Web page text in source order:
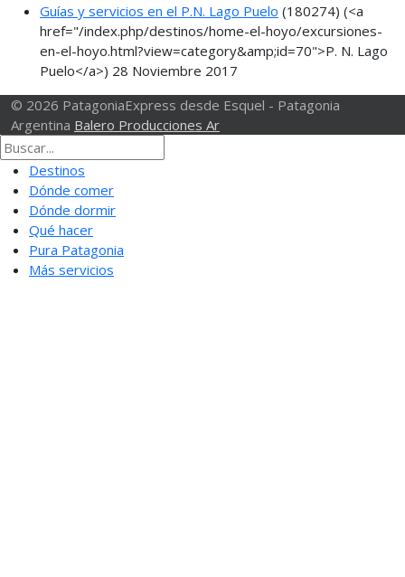
Guías y servicios en el P.N. Lago Puelo (180274) (<a
href="/index.php/destinos/home-el-hoyo/excursiones-
en-el-hoyo.html?view=category&amp;id=70">P. N. Lago
Puelo</a>) 28 Noviembre 2017
© 2026 PatagoniaExpress desde Esquel - Patagonia
Argentina Balero Producciones Ar
Destinos
Dónde comer
Dónde dormir
Qué hacer
Pura Patagonia
Más servicios